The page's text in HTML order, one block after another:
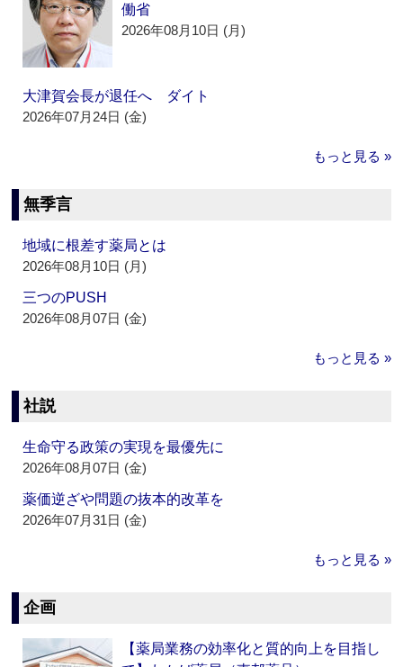
働省
2026年08月10日 (月)
大津賀会長が退任へ ダイト
2026年07月24日 (金)
もっと見る »
無季言
地域に根差す薬局とは
2026年08月10日 (月)
三つのPUSH
2026年08月07日 (金)
もっと見る »
社説
生命守る政策の実現を最優先に
2026年08月07日 (金)
薬価逆ざや問題の抜本的改革を
2026年07月31日 (金)
もっと見る »
企画
【薬局業務の効率化と質的向上を目指し